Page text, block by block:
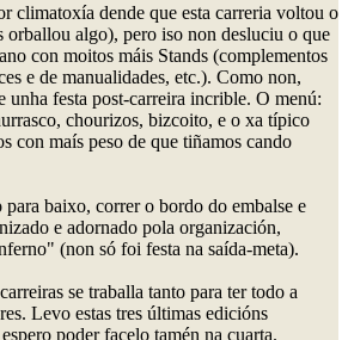
climatoxía dende que esta carreria voltou o
orballou algo), pero iso non desluciu o que
con moitos máis Stands (complementos
e de manualidades, etc.). Como non,
unha festa post-carreira incrible. O menú:
chourizos, bizcoito, e o xa típico
con maís peso de que tiñamos cando
baixo, correr o bordo do embalse e
e adornado pola organización,
(non só foi festa na saída-meta).
se traballa tanto para ter todo a
Levo estas tres últimas edicións
poder facelo tamén na cuarta.